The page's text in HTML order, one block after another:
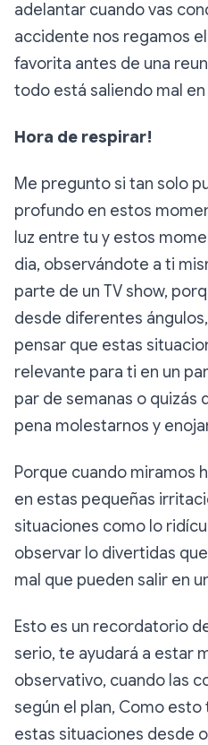
adelantar cuando vas
accidente nos regamos
favorita antes de una
todo está saliendo mal
Hora de respirar!
Me pregunto si tan solo
profundo en estos
luz entre tu y estos
dia, observándote a ti
parte de un TV show,
desde diferentes
pensar que estas
relevante para ti en un
par de semanas o quizás
pena molestarnos y
Porque cuando miramos
en estas pequeñas
situaciones como lo
observar lo divertidas
mal que pueden salir en
Esto es un recordatorio
serio, te ayudará a estar
observativo, cuando las
según el plan, Como
estas situaciones desde